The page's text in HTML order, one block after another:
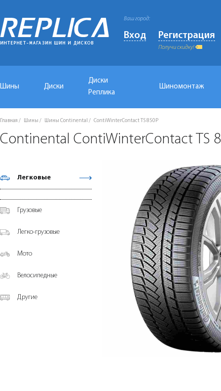
Ваш город:
Вход Регистрация
Получи скидку!
Шины Диски
Диски
Реплика
Шиномонтаж
Главная Шины Шины Continental ContiWinterContact TS 850P
Continental ContiWinterContact TS
Легковые
Грузовые
Легко-грузовые
Мото
Велосипедные
Другие